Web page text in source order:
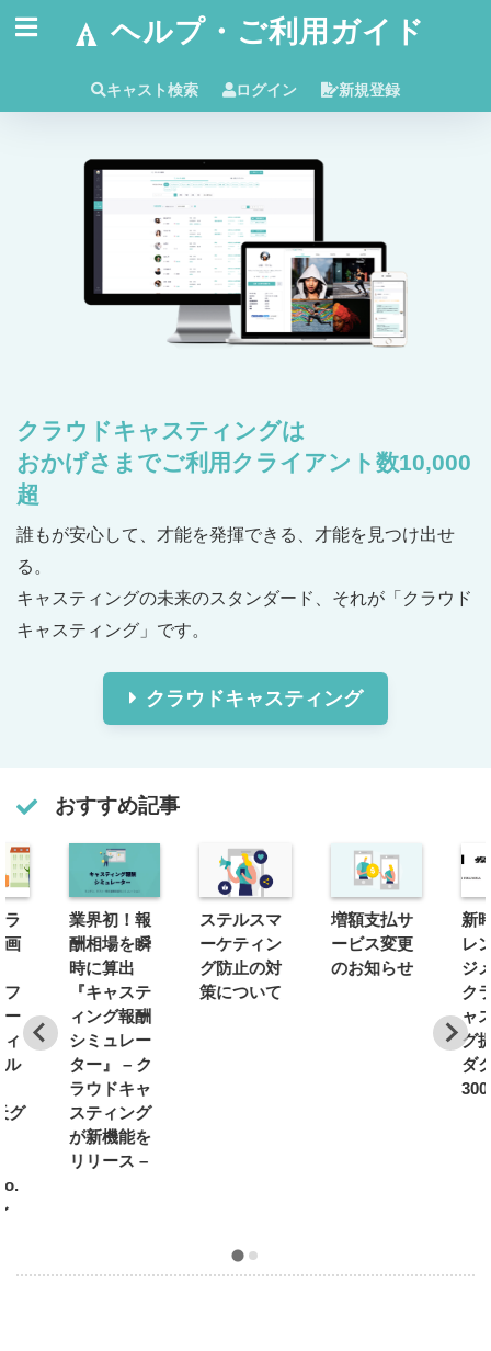
ヘルプ・ご利用ガイド
キャスト検索 ログイン 新規登録
クラウドキャスティングは
おかげさまでご利用クライアント数10,000
超
誰もが安心して、才能を発揮できる、才能を見つけ出せ
る。
キャスティングの未来のスタンダード、それが「クラウド
キャスティング」です。
クラウドキャスティング
おすすめ記事
ラ
画
ー
ル
グ
業界初！報
酬相場を瞬
時に算出
『キャステ
ィング報酬
シミュレー
ター』 – ク
ラウドキャ
スティング
が新機能を
リリース –
ステルスマ
ーケティン
グ防止の対
策について
増額支払サ
ービス変更
のお知らせ
新
レ
ジ
ク
ャ
グ
ダ